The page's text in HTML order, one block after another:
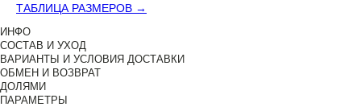
ТАБЛИЦА РАЗМЕРОВ →
ИНФО
СОСТАВ И УХОД
ВАРИАНТЫ И УСЛОВИЯ ДОСТАВКИ
ОБМЕН И ВОЗВРАТ
ДОЛЯМИ
ПАРАМЕТРЫ